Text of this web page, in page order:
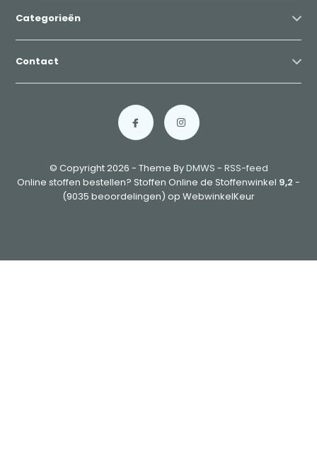
Categorieën
Contact
© Copyright 2026 - Theme ByDMWS - RSS-feed
Online stoffen bestellen? Stoffen Online de Stoffenwinkel 9,2 -
(9035 beoordelingen) op WebwinkelKeur